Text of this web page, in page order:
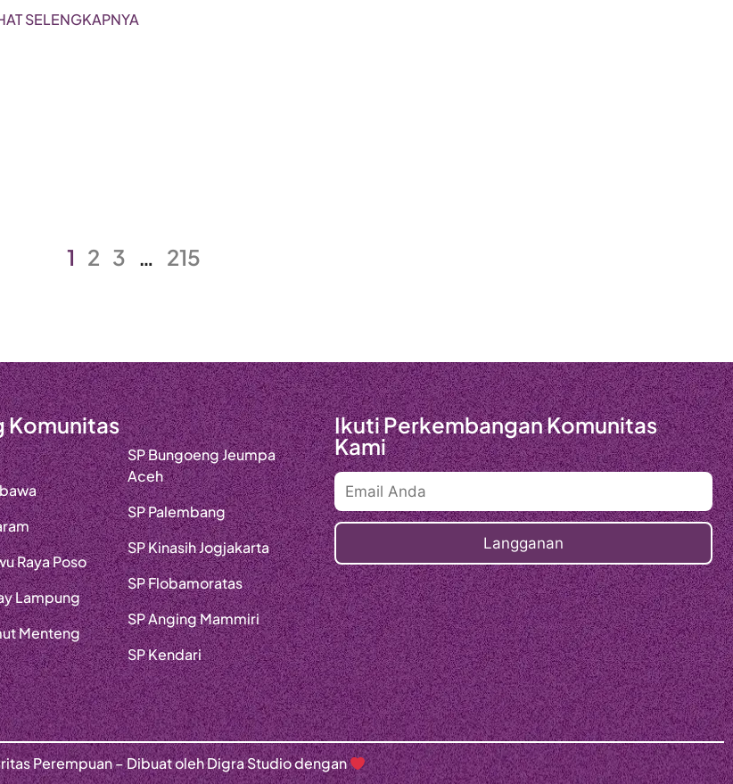
SELENGKAPNYA
1 2 3 … 215
Komunitas
Raya Poso
Lampung
Menteng
SP Bungoeng Jeumpa
Aceh
SP Palembang
SP Kinasih Jogjakarta
SP Flobamoratas
SP Anging Mammiri
SP Kendari
Ikuti Perkembangan Komunitas
Kami
Perempuan – Dibuat oleh Digra Studio dengan